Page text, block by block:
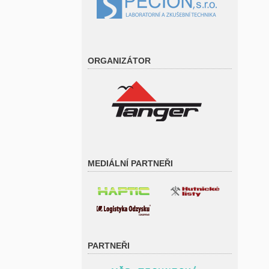
ORGANIZÁTOR
MEDIÁLNÍ PARTNEŘI
PARTNEŘI